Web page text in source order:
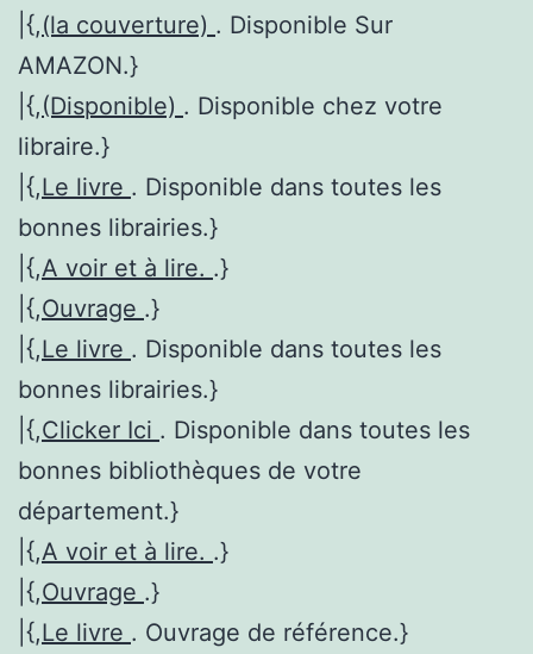
|{,(la couverture) . Disponible Sur
AMAZON.}
|{,(Disponible) . Disponible chez votre
libraire.}
|{,Le livre . Disponible dans toutes les
bonnes librairies.}
|{,A voir et à lire. .}
|{,Ouvrage .}
|{,Le livre . Disponible dans toutes les
bonnes librairies.}
|{,Clicker Ici . Disponible dans toutes les
bonnes bibliothèques de votre
département.}
|{,A voir et à lire. .}
|{,Ouvrage .}
|{,Le livre . Ouvrage de référence.}